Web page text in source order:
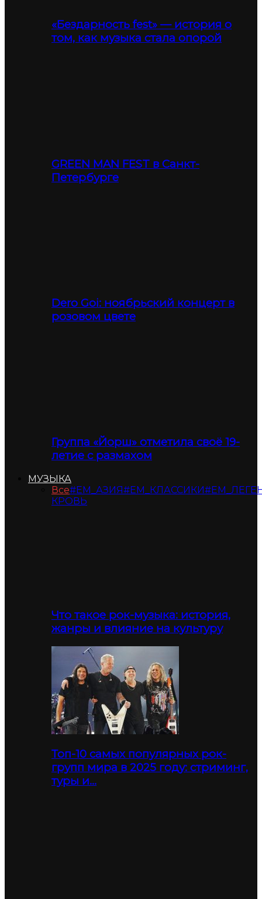
«Бездарность fest» — история о
том, как музыка стала опорой
GREEN MAN FEST в Санкт-
Петербурге
Dero Goi: ноябрьский концерт в
розовом цвете
Группа «Йорш» отметила своё 19-
летие с размахом
МУЗЫКА
Все#ЕМ_АЗИЯ#ЕМ_КЛАССИКИ
КРОВЬ
Что такое рок-музыка: история,
жанры и влияние на культуру
Топ-10 самых популярных рок-
групп мира в 2025 году: стриминг,
туры и…